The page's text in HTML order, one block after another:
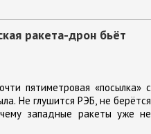
ракета-дрон бьёт
пятиметровая «посылка» с
Не глушится РЭБ, не берётся
западные ракеты уже не